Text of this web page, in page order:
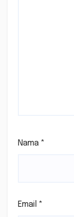
Nama *
Email *